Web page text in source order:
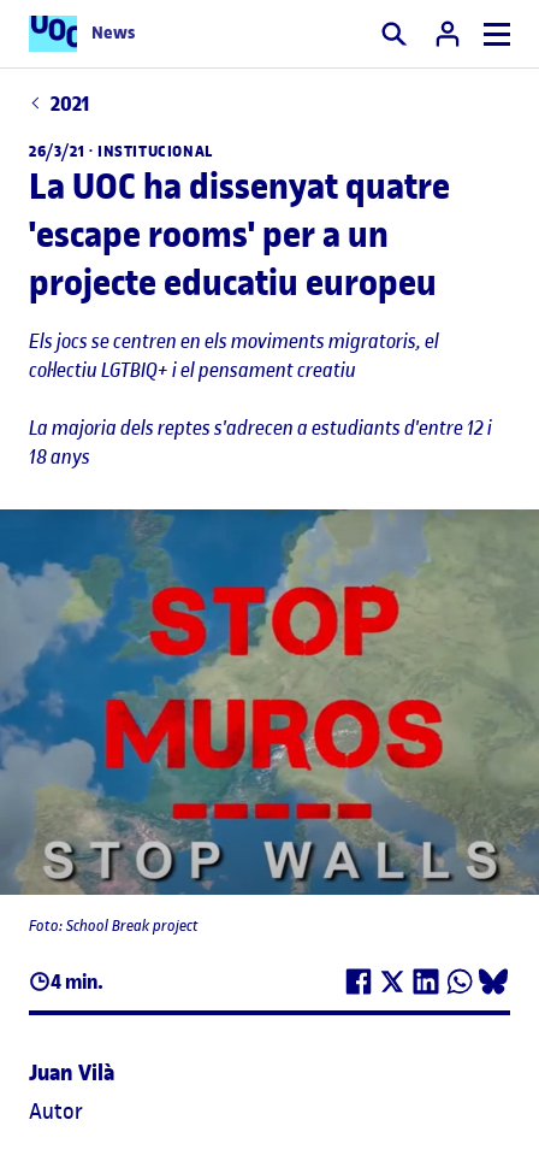
News Cercar
2021
26/3/21 · INSTITUCIONAL
La UOC ha dissenyat quatre
'escape rooms' per a un
projecte educatiu europeu
Els jocs se centren en els moviments migratoris, el
col·lectiu LGTBIQ+ i el pensament creatiu
La majoria dels reptes s'adrecen a estudiants d'entre 12 i
18 anys
4 min.
Foto: School Break project
Juan Vilà
Autor